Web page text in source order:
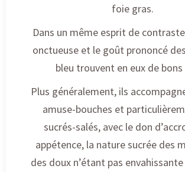
foie gras.
Dans un même esprit de
onctueuse et le goût prononcé
bleu trouvent en eux de bons
Plus généralement, ils
amuse-bouches et
sucrés-salés, avec le don
appétence, la nature sucrée des
des doux n’étant pas